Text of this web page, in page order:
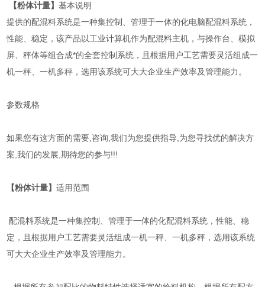
【粉体计量】基本说明
提供的配混料系统是一种集控制、管理于一体的化电脑配混料系统，
性能、稳定，该产品以工业计算机作为配混料主机，与操作台、模拟
屏、秤体等组合成*的全套控制系统，且根据用户工艺需要灵活组成一
机一秤、一机多秤，选用该系统可大大企业生产效率及管理能力。
参数规格
如果您有这方面的需要,咨询,我们为您提供指导,为您寻找优的解决方
案,我们的发展,期待您的参与!!!
【粉体计量】适用范围
配混料系统是一种集控制、管理于一体的化配混料系统，性能、稳
定，且根据用户工艺需要灵活组成一机一秤、一机多秤，选用该系统
可大大企业生产效率及管理能力。